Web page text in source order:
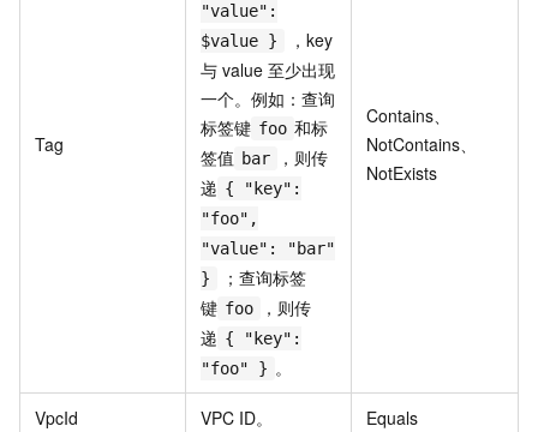
Tag
"value":
$value }
，key
与 value 至少出现
一个。例如：查询
标签键 foo 和标
签值 bar
，则传
递 { "key":
"foo",
"value": "bar"
}
；查询标签
键 foo
，则传
递 { "key":
"foo" } 。
Contains、
NotContains、
NotExists
VpcId VPC ID。 Equals